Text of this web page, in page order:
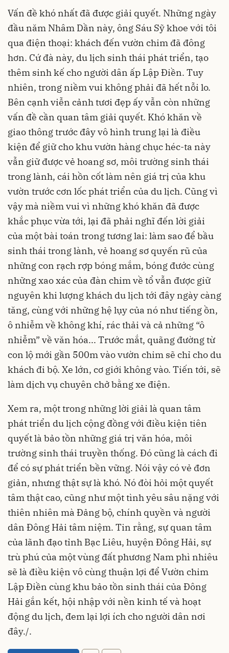
Vấn đề khó nhất đã được giải quyết. Những ngày
đầu năm Nhâm Dần này, ông Sáu Sỹ khoe với tôi
qua điện thoại: khách đến vườn chim đã đông
hơn. Cứ đà này, du lịch sinh thái phát triển, tạo
thêm sinh kế cho người dân ấp Lập Điền. Tuy
nhiên, trong niềm vui không phải đã hết nỗi lo.
Bên cạnh viễn cảnh tươi đẹp ấy vẫn còn những
vấn đề cần quan tâm giải quyết. Khó khăn về
giao thông trước đây vô hình trung lại là điều
kiện để giữ cho khu vườn hàng chục héc-ta này
vẫn giữ được vẻ hoang sơ, môi trường sinh thái
trong lành, cái hồn cốt làm nên giá trị của khu
vườn trước cơn lốc phát triển của du lịch. Cũng vì
vậy mà niềm vui vì những khó khăn đã được
khắc phục vừa tới, lại đã phải nghĩ đến lời giải
của một bài toán trong tương lai: làm sao để bầu
sinh thái trong lành, vẻ hoang sơ quyến rũ của
những con rạch rợp bóng mắm, bóng đước cùng
những xao xác của đàn chim về tổ vẫn được giữ
nguyên khi lượng khách du lịch tới đây ngày càng
tăng, cùng với những hệ lụy của nó như tiếng ồn,
ô nhiễm về không khí, rác thải và cả những “ô
nhiễm” về văn hóa... Trước mắt, quãng đường từ
con lộ mới gần 500m vào vườn chim sẽ chỉ cho du
khách đi bộ. Xe lớn, cơ giới không vào. Tiến tới, sẽ
làm dịch vụ chuyên chở bằng xe điện.
Xem ra, một trong những lời giải là quan tâm
phát triển du lịch cộng đồng với điều kiện tiên
quyết là bảo tồn những giá trị văn hóa, môi
trường sinh thái truyền thống. Đó cũng là cách đi
để có sự phát triển bền vững. Nói vậy có vẻ đơn
giản, nhưng thật sự là khó. Nó đòi hỏi một quyết
tâm thật cao, cũng như một tình yêu sâu nặng với
thiên nhiên mà Đảng bộ, chính quyền và người
dân Đông Hải tâm niệm. Tin rằng, sự quan tâm
của lãnh đạo tỉnh Bạc Liêu, huyện Đông Hải, sự
trù phú của một vùng đất phương Nam phì nhiêu
sẽ là điều kiện vô cùng thuận lợi để Vườn chim
Lập Điền cùng khu bảo tồn sinh thái của Đông
Hải gắn kết, hội nhập với nền kinh tế và hoạt
động du lịch, đem lại lợi ích cho người dân nơi
đây./.